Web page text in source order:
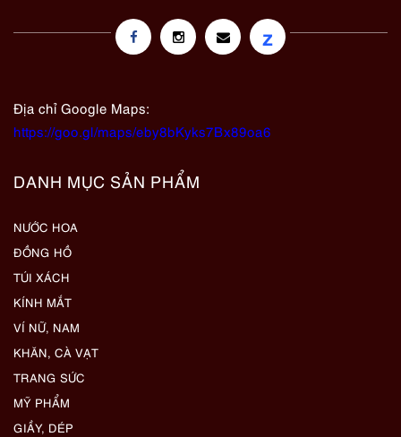
z
Địa chỉ Google Maps:
https://goo.gl/maps/eby8bKyks7Bx89oa6
DANH MỤC SẢN PHẨM
NƯỚC HOA
ĐỒNG HỒ
TÚI XÁCH
KÍNH MẮT
VÍ NỮ, NAM
KHĂN, CÀ VẠT
TRANG SỨC
MỸ PHẨM
GIẦY, DÉP